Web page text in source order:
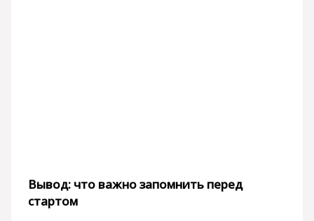
Вывод: что важно запомнить перед
стартом